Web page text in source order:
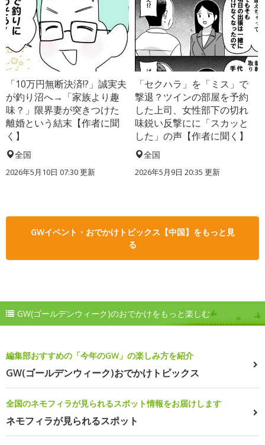
「10万円無断決済!?」誠実夫
が釣り沼へ→「家族より趣
味？」限界妻が突きつけた
離婚という結末【作者に聞
く】
全国
2026年5月10日 07:30 更新
「セクハラ」を「ミス」で
撃退？ツインの部屋を予約
した上司、女性部下の切れ
味鋭い反撃にに「スカッと
した」の声【作者に聞く】
全国
2026年5月9日 20:35 更新
GWイベント・おでかけトピックス【中国】をもっと見
る
GW(ゴールデンウィーク)のおでかけをもっと楽しむ
編集部おすすめの「今年のGW」の楽しみ方を紹介
GW(ゴールデンウィーク)おでかけトピックス
全国のネモフィラが見られるスポット情報をお届けします
ネモフィラが見られるスポット